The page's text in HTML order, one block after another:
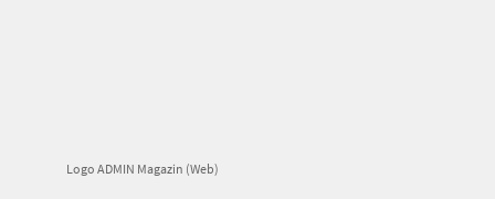
Logo ADMIN Magazin (Web)